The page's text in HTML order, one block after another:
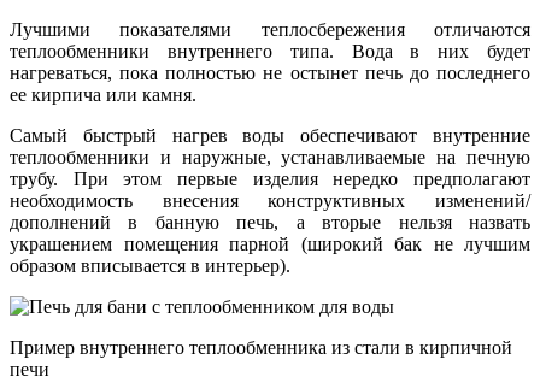
Лучшими показателями теплосбережения отличаются
теплообменники внутреннего типа. Вода в них будет
нагреваться, пока полностью не остынет печь до последнего
ее кирпича или камня.
Самый быстрый нагрев воды обеспечивают внутренние
теплообменники и наружные, устанавливаемые на печную
трубу. При этом первые изделия нередко предполагают
необходимость внесения конструктивных изменений/
дополнений в банную печь, а вторые нельзя назвать
украшением помещения парной (широкий бак не лучшим
образом вписывается в интерьер).
Пример внутреннего теплообменника из стали в кирпичной
печи